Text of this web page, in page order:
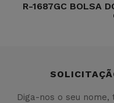
R-1687GC BOLSA
Diga-nos o seu